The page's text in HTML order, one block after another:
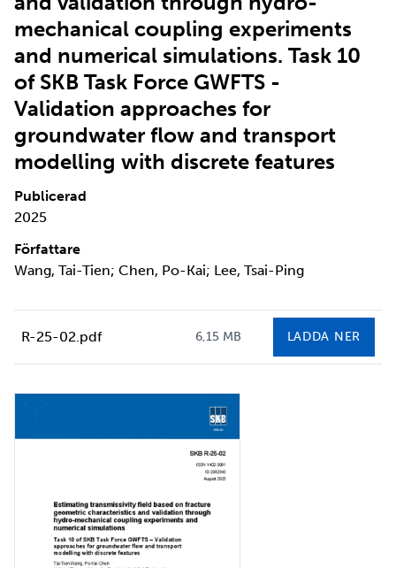
mechanical coupling experiments
and numerical simulations. Task 10
of SKB Task Force GWFTS -
Validation approaches for
groundwater flow and transport
modelling with discrete features
Publicerad
2025
Författare
Wang, Tai-Tien; Chen, Po-Kai; Lee, Tsai-Ping
R-25-02.pdf 6,15 MB LADDA NER